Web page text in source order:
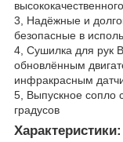
3, Надёжные и
безопасные в
4, Cушилка для рук
обновлённым
инфракрасным
5, Выпускное сопло
градусов
Характеристики: